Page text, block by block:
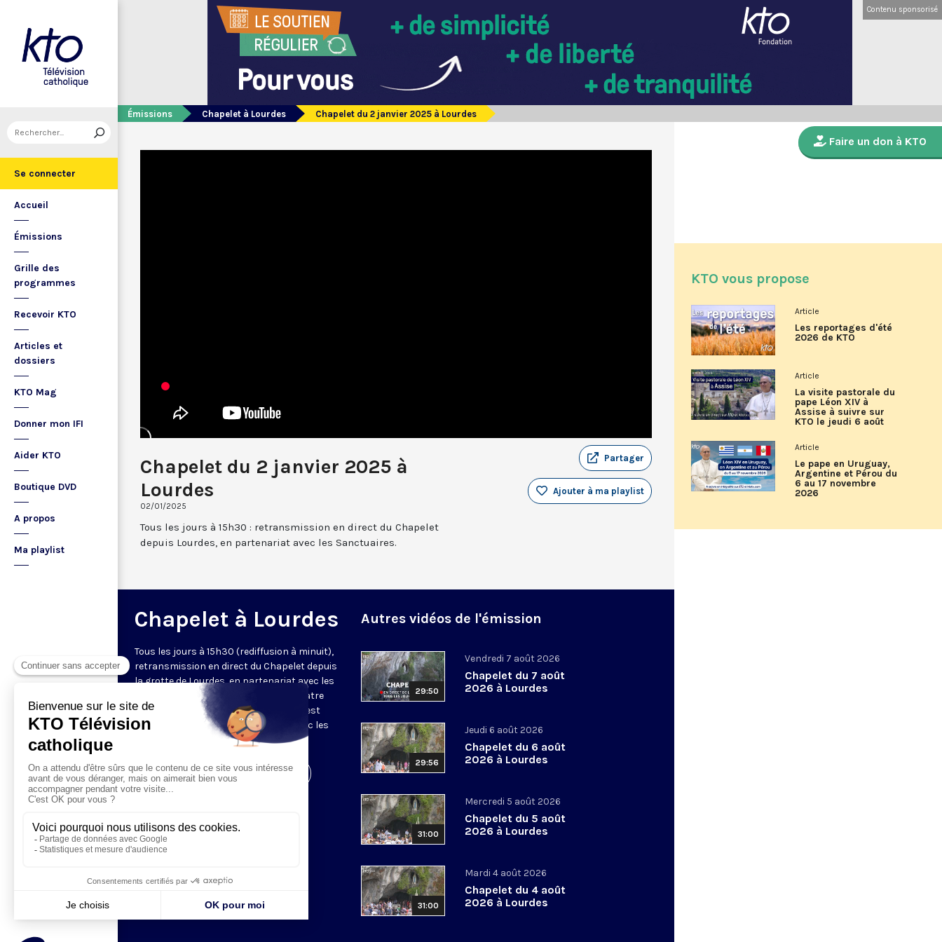
Se connecter
Accueil
Émissions
Grille des
programmes
Recevoir KTO
Articles et
dossiers
KTO Mag
Donner mon IFI
Aider KTO
Boutique DVD
A propos
Ma playlist
Contenu sponsorisé
Émissions Chapelet à Lourdes Chapelet du 2 janvier 2025 à Lourdes
Chapelet du 2 janvier 2025 à
Lourdes
02/01/2025
Partager
Ajouter à ma playlist
Tous les jours à 15h30 : retransmission en direct du Chapelet
depuis Lourdes, en partenariat avec les Sanctuaires.
Chapelet à Lourdes
Tous les jours à 15h30 (rediffusion à minuit),
retransmission en direct du Chapelet depuis
la grotte de Lourdes, en partenariat avec les
Sanctuaires. Chaque jour, l'une des quatre
méditations des mystères du Rosaire est
proposée en communion de prière avec les
Visiter la page de l'émission
Autres vidéos de l'émission
29:50
Vendredi 7 août 2026
Chapelet du 7 août
2026 à Lourdes
29:56
Jeudi 6 août 2026
Chapelet du 6 août
2026 à Lourdes
31:00
Mercredi 5 août 2026
Chapelet du 5 août
2026 à Lourdes
31:00
Mardi 4 août 2026
Chapelet du 4 août
2026 à Lourdes
Faire un don à KTO
KTO vous propose
Article
Les reportages d'été
2026 de KTO
Article
La visite pastorale du
pape Léon XIV à
Assise à suivre sur
KTO le jeudi 6 août
Article
Le pape en Uruguay,
Argentine et Pérou du
6 au 17 novembre
2026